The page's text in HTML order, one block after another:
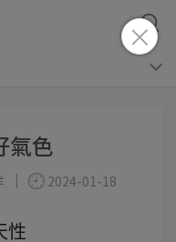
氣色
2024-01-18
性